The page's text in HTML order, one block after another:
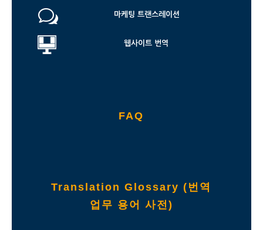
w 마케팅 트랜스레이션
웹사이트 번역
FAQ
Translation Glossary (번역
업무 용어 사전)